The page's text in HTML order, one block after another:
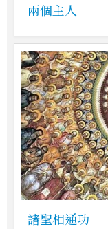
兩個主人
諸聖相通功